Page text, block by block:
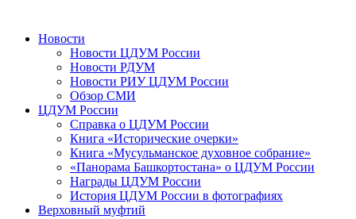
Новости
Новости ЦДУМ России
Новости РДУМ
Новости РИУ ЦДУМ России
Обзор СМИ
ЦДУМ России
Справка о ЦДУМ России
Книга «Исторические очерки»
Книга «Мусульманское духовное собрание»
«Панорама Башкортостана» о ЦДУМ России
Награды ЦДУМ России
История ЦДУМ России в фотографиях
Верховный муфтий